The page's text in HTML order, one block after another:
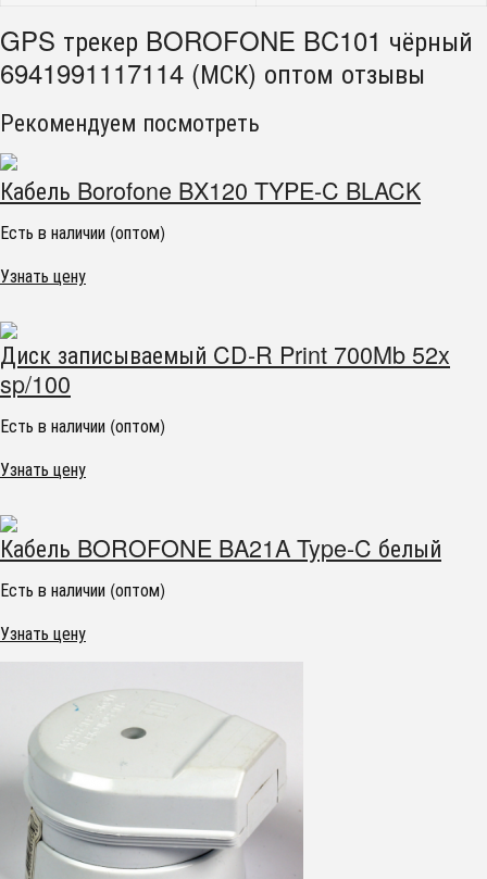
GPS трекер BOROFONE BC101 чёрный
6941991117114 (МСК) оптом отзывы
Рекомендуем посмотреть
Кабель Borofone BX120 TYPE-C BLACK
Есть в наличии (оптом)
Узнать цену
Диск записываемый CD-R Print 700Mb 52x
sp/100
Есть в наличии (оптом)
Узнать цену
Кабель BOROFONE BA21A Type-C белый
Есть в наличии (оптом)
Узнать цену